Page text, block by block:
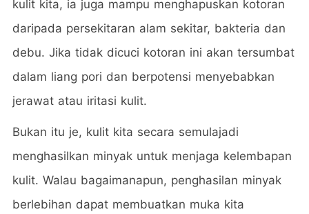
kulit kita, ia juga mampu menghapuskan kotoran
daripada persekitaran alam sekitar, bakteria dan
debu. Jika tidak dicuci kotoran ini akan tersumbat
dalam liang pori dan berpotensi menyebabkan
jerawat atau iritasi kulit.
Bukan itu je, kulit kita secara semulajadi
menghasilkan minyak untuk menjaga kelembapan
kulit. Walau bagaimanapun, penghasilan minyak
berlebihan dapat membuatkan muka kita